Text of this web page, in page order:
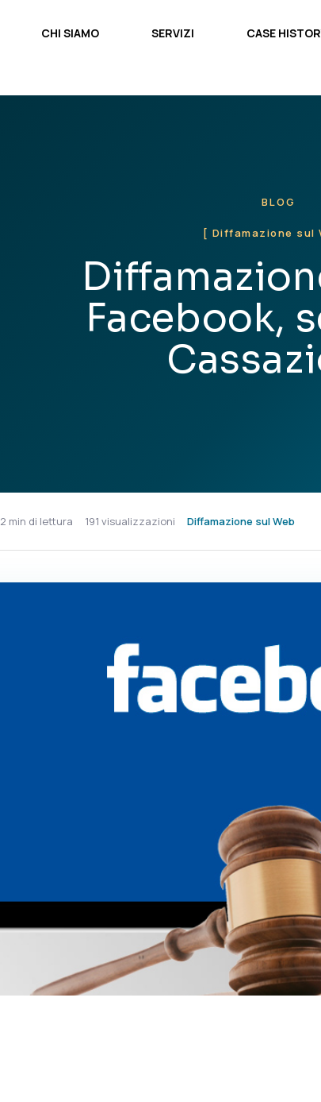
CHI SIAMO SERVIZI CASE
BLOG
[ Diffamazione sul
Facebook,
2 min di lettura 191 visualizzazioni Diffamazione sul Web